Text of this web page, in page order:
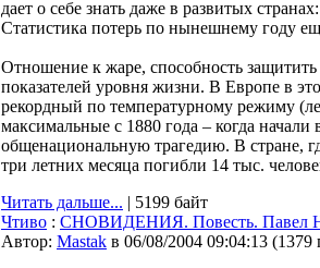
дает о себе знать даже в развитых
Статистика потерь по нынешнему году
Отношение к жаре, способность
показателей уровня жизни. В Европе в
рекордный по температурному режиму
максимальные с 1880 года – когда
общенациональную трагедию. В стране,
три летних месяца погибли 14 тыс.
Читать дальше... | 5199 байт
Чтиво : СНОВИДЕНИЯ. Повесть. Павел
Автор: Мastak в 06/08/2004 09:04:13 (1379